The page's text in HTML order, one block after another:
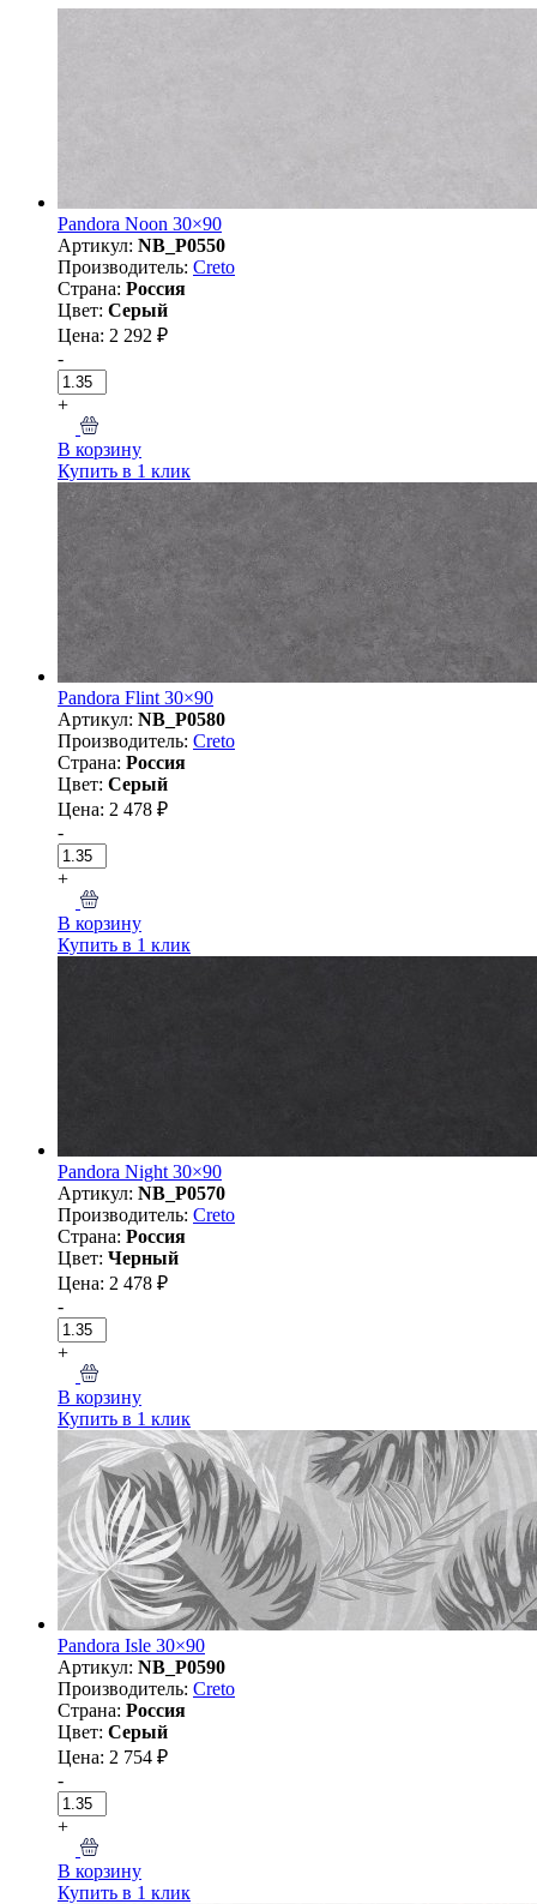
Pandora Noon 30×90
Артикул: NB_P0550
Производитель: Creto
Страна: Россия
Цвет: Серый
Цена: 2 292 ₽
-
+
В корзину
Купить в 1 клик
Pandora Flint 30×90
Артикул: NB_P0580
Производитель: Creto
Страна: Россия
Цвет: Серый
Цена: 2 478 ₽
-
+
В корзину
Купить в 1 клик
Pandora Night 30×90
Артикул: NB_P0570
Производитель: Creto
Страна: Россия
Цвет: Черный
Цена: 2 478 ₽
-
+
В корзину
Купить в 1 клик
Pandora Isle 30×90
Артикул: NB_P0590
Производитель: Creto
Страна: Россия
Цвет: Серый
Цена: 2 754 ₽
-
+
В корзину
Купить в 1 клик